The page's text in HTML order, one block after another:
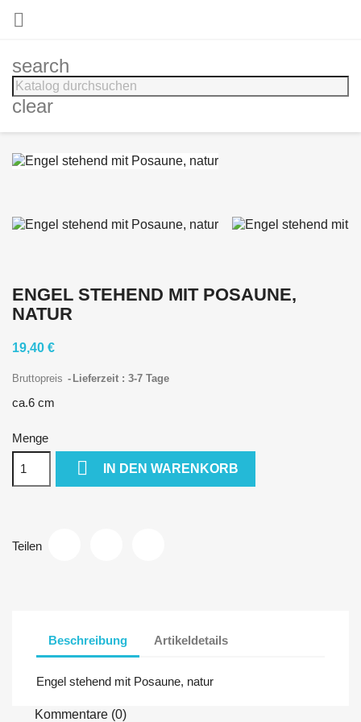

search
clear
ENGEL STEHEND MIT POSAUNE,
NATUR
19,40 €
Bruttopreis Lieferzeit : 3-7 Tage
ca.6 cm
Menge
 IN DEN WARENKORB
Teilen
Beschreibung Artikeldetails
Engel stehend mit Posaune, natur
Kommentare (0)